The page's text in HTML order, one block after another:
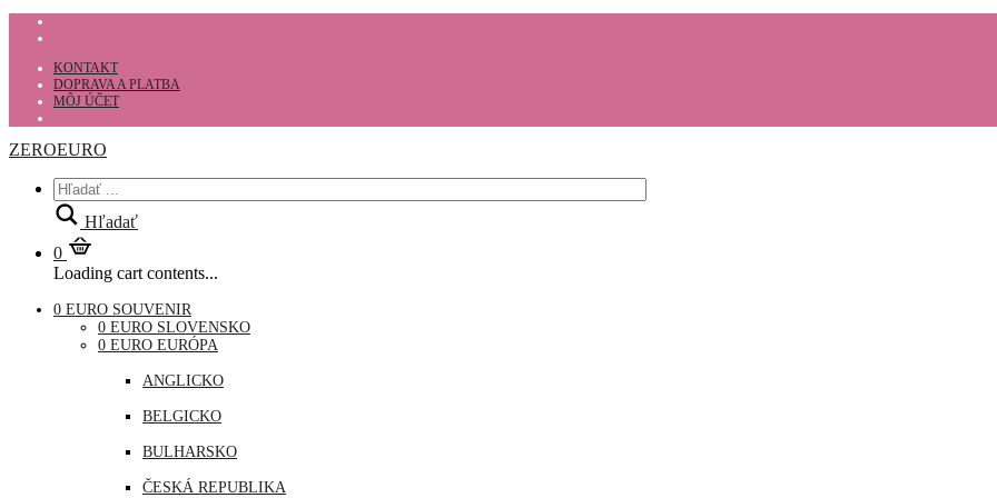
KONTAKT
DOPRAVA A PLATBA
MÔJ ÚČET
ZEROEURO
Hľadať
0
Loading cart contents...
0 EURO SOUVENIR
0 EURO SLOVENSKO
0 EURO EURÓPA
ANGLICKO
BELGICKO
BULHARSKO
ČESKÁ REPUBLIKA